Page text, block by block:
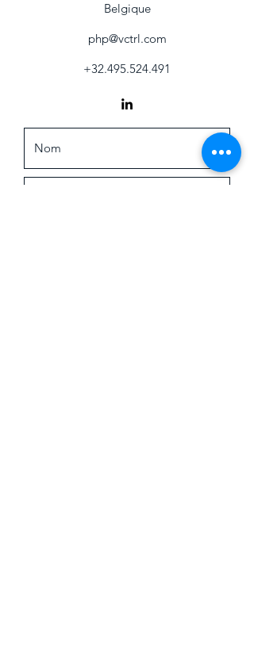
Belgique
php@vctrl.com
+32.495.524.491